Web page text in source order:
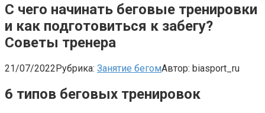
С чего начинать беговые тренировки
и как подготовиться к забегу?
Советы тренера
21/07/2022Рубрика: Занятие бегомАвтор: biasport_ru
6 типов беговых тренировок